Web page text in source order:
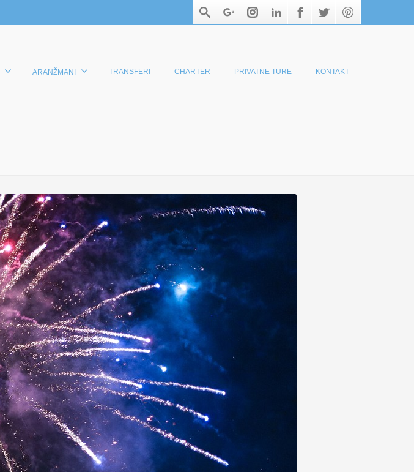
ARANŽMANI TRANSFERI CHARTER PRIVATNE TURE KONTAKT